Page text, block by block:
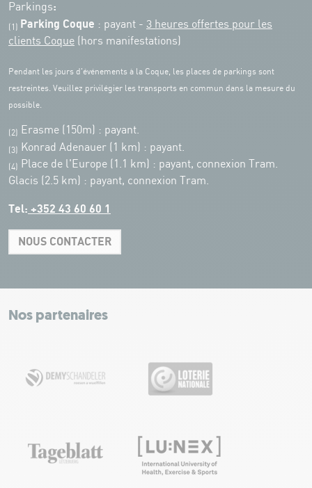
Parkings:
(1) Parking Coque : payant - 3 heures offertes pour les
clients Coque (hors manifestations)
Pendant les jours d'événements à la Coque, les places de parkings sont
restreintes. Veuillez privilégier les transports en commun dans la mesure du
possible.
(2) Erasme (150m) : payant.
(3) Konrad Adenauer (1 km) : payant.
(4)
Place de l'Europe (1.1 km) : payant, connexion Tram.
Glacis (2.5 km) : payant, connexion Tram.
Tel: +352 43 60 60 1
NOUS CONTACTER
+
−
Leaflet|Map tiles by Carto, under CC BY 3.0. Data by OpenStreetMap, under
Nos partenaires